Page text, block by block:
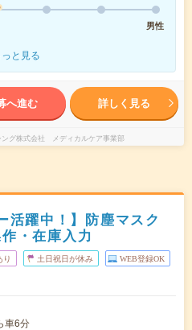
男性
っと見る
へ進む 詳しく見る
ング株式会社 メディカルケア事業部
活躍中！】防塵マスク
・在庫入力
り 土日祝日が休み WEB登録OK
車6分